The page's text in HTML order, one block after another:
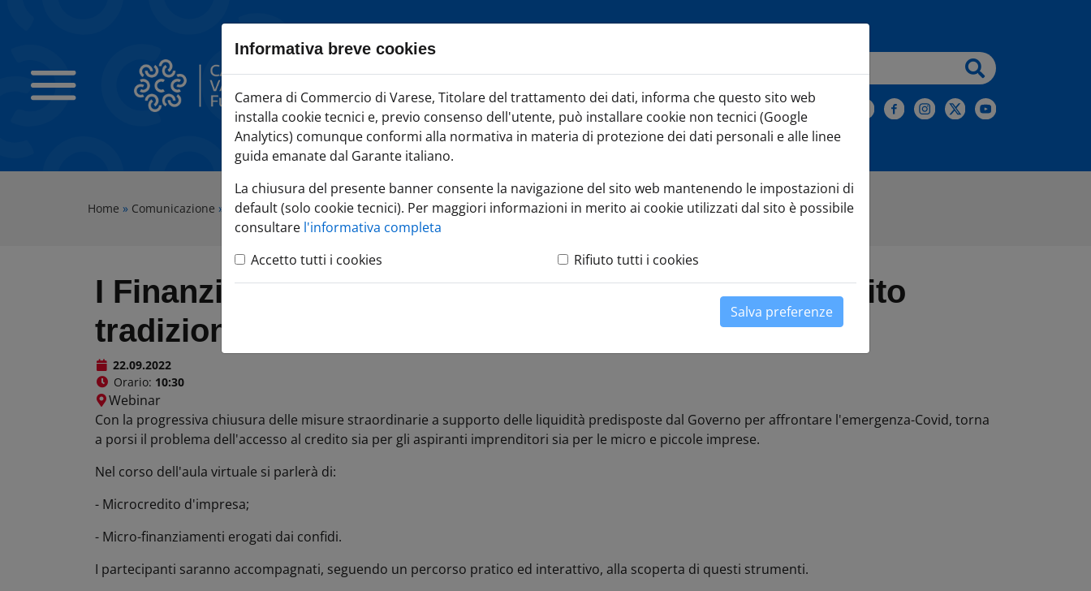
Vai al sezione Percorso briciole di pane
Vai al Contenuto principale della pagina
Vai alla sezione dedicata alle informazioni correlate via TAG
Vai al footer
Camera di Commercio Varese
Iscriviti alla Newsletter
Home » Comunicazione » Agenda Eventi»I Finanziamenti per le MPMI complementari al credito tradizionale
I Finanziamenti per le MPMI complementari al credito
tradizionale
+
−
22.09.2022
Orario: 10:30
Webinar
Con la progressiva chiusura delle misure straordinarie a supporto delle liquidità predisposte dal Governo per affrontare l'emergenza-Covid, torna
a porsi il problema dell'accesso al credito sia per gli aspiranti imprenditori sia per le micro e piccole imprese.
Nel corso dell'aula virtuale si parlerà di:
- Microcredito d'impresa;
- Micro-finanziamenti erogati dai confidi.
I partecipanti saranno accompagnati, seguendo un percorso pratico ed interattivo, alla scoperta di questi strumenti.
Informativa breve cookies
Camera di Commercio di Varese, Titolare del trattamento dei dati, informa che questo sito web
installa cookie tecnici e, previo consenso dell'utente, può installare cookie non tecnici (Google
Analytics) comunque conformi alla normativa in materia di protezione dei dati personali e alle linee
guida emanate dal Garante italiano.
La chiusura del presente banner consente la navigazione del sito web mantenendo le impostazioni di
default (solo cookie tecnici). Per maggiori informazioni in merito ai cookie utilizzati dal sito è possibile
consultare l'informativa completa
Accetto tutti i cookies
Rifiuto tutti i cookies
Salva preferenze